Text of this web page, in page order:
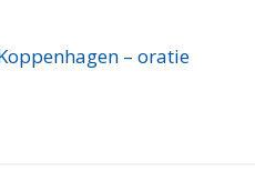
– oratie